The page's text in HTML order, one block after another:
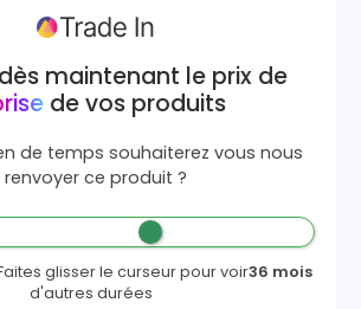
maintenant le prix de
de vos produits
de temps souhaiterez vous nous
renvoyer ce produit ?
glisser le curseur pour voir
d'autres durées
36 mois